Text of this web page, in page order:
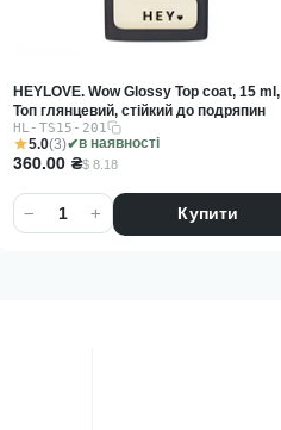
5.0(3) в наявності
HEYLOVE. Wow Glossy Top coat, 15 ml,
Топ глянцевий, стійкий до подряпин
HL-TS15-201
360.00 ₴$ 8.18
+
− Купити